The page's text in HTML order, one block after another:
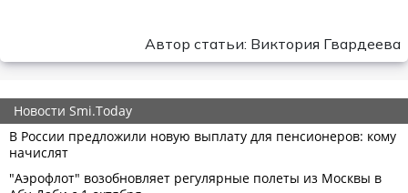
Автор статьи: Виктория Гвардеева